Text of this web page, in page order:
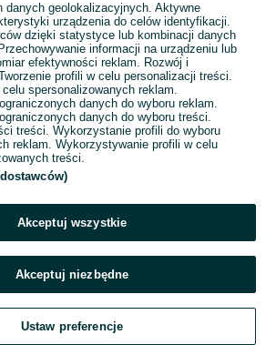
na stronę główną
danych geolokalizacyjnych. Aktywne
urządzenia do celów identyfikacji.
dzięki statystyce lub kombinacji danych
informacji na urządzeniu lub
efektywności reklam. Rozwój i
profili w celu personalizacji treści.
spersonalizowanych reklam.
danych do wyboru reklam.
danych do wyboru treści.
treści. Wykorzystanie profili do wyboru
reklam. Wykorzystywanie profili w celu
treści.
Akceptuj wszystkie
Akceptuj niezbędne
Ustaw preferencje